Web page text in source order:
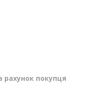
рахунок покупця